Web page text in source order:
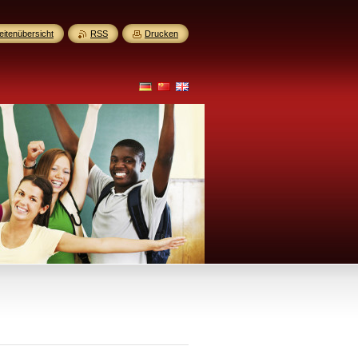
RSS Drucken